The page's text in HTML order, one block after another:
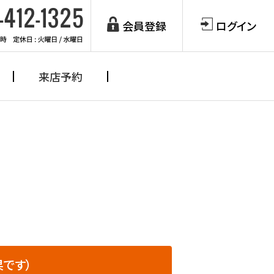
会員登録 ログイン
来店予約
す）